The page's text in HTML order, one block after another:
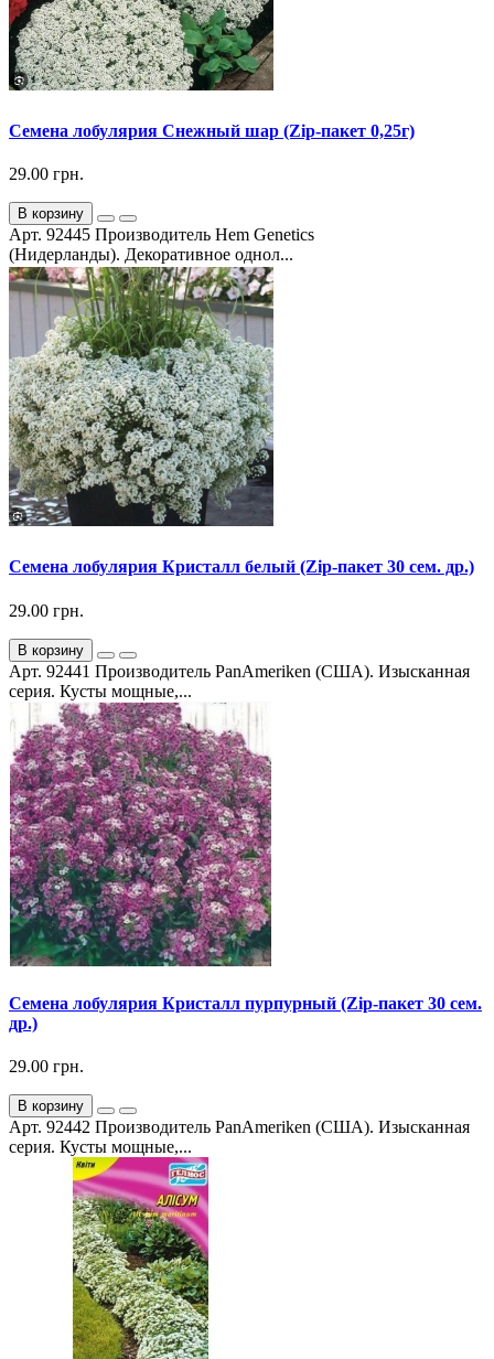
Семена лобулярия Снежный шар (Zip-пакет 0,25г)
29.00 грн.
В корзину
Арт. 92445 Производитель Hem Genetics
(Нидерланды). Декоративное однол...
Семена лобулярия Кристалл белый (Zip-пакет 30 сем. др.)
29.00 грн.
В корзину
Арт. 92441 Производитель PanAmeriken (США). Изысканная
серия. Кусты мощные,...
Семена лобулярия Кристалл пурпурный (Zip-пакет 30 сем.
др.)
29.00 грн.
В корзину
Арт. 92442 Производитель PanAmeriken (США). Изысканная
серия. Кусты мощные,...